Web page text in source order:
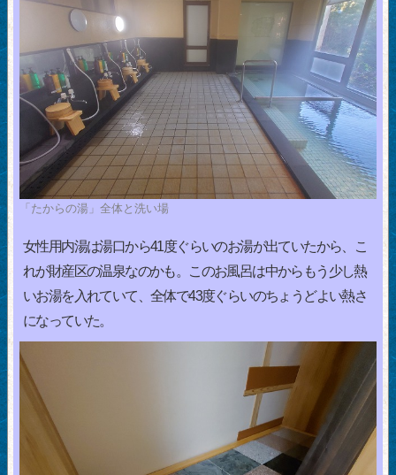
「たからの湯」全体と洗い場
女性用内湯は湯口から41度ぐらいのお湯が出ていたから、こ
れが財産区の温泉なのかも。このお風呂は中からもう少し熱
いお湯を入れていて、全体で43度ぐらいのちょうどよい熱さ
になっていた。